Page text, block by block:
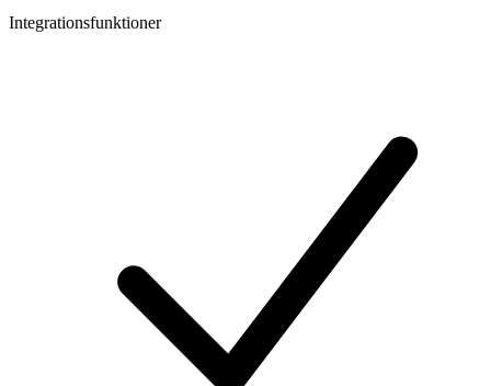
Integrationsfunktioner